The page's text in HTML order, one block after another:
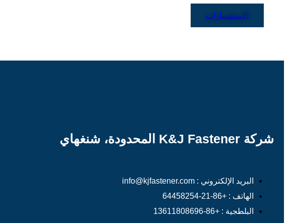
الاستفسارات
شركة K&J Fastener المحدودة، شنغهاي
البريد الإلكتروني : info@kjfastener.com
الهاتف : +86-21-64458254
البلطجية : +86-13611808696